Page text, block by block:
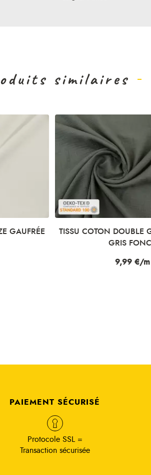
similaires
GAUFRÉE
TISSU COTON DOUBLE
NOIR
Prix
9,99 €/m
PAIEMENT SÉCURISÉ
Protocole SSL =
Transaction sécurisée